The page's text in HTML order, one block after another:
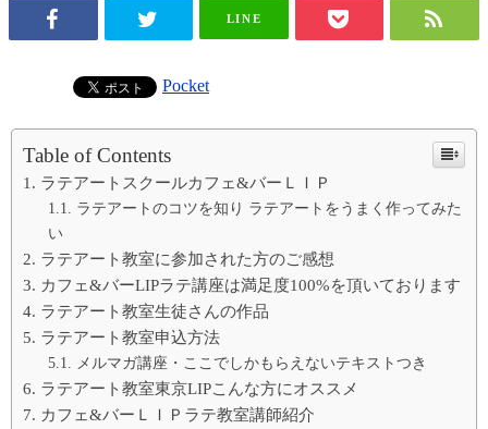
LINE
Pocket
Table of Contents
ラテアートスクールカフェ&バーＬＩＰ
ラテアートのコツを知り ラテアートをうまく作ってみた
い
ラテアート教室に参加された方のご感想
カフェ&バーLIPラテ講座は満足度100%を頂いております
ラテアート教室生徒さんの作品
ラテアート教室申込方法
メルマガ講座・ここでしかもらえないテキストつき
ラテアート教室東京LIPこんな方にオススメ
カフェ&バーＬＩＰラテ教室講師紹介